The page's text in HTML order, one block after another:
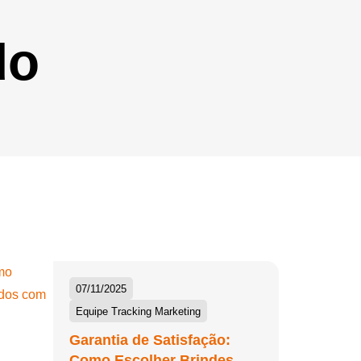
07/11/2025
Equipe Tracking Marketing
Garantia de Satisfação: